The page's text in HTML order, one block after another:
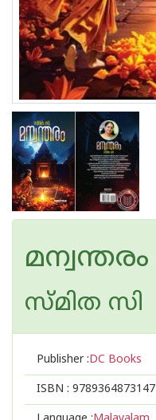
മന്വന്തരം
സ്മിത സി
Publisher :DC Books
ISBN : 9789364873147